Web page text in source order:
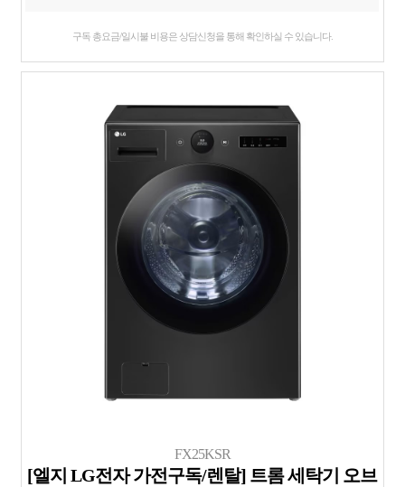
구독 총요금/일시불 비용은 상담신청을 통해 확인하실 수 있습니다.
FX25KSR
[엘지 LG전자 가전구독/렌탈] 트롬 세탁기 오브